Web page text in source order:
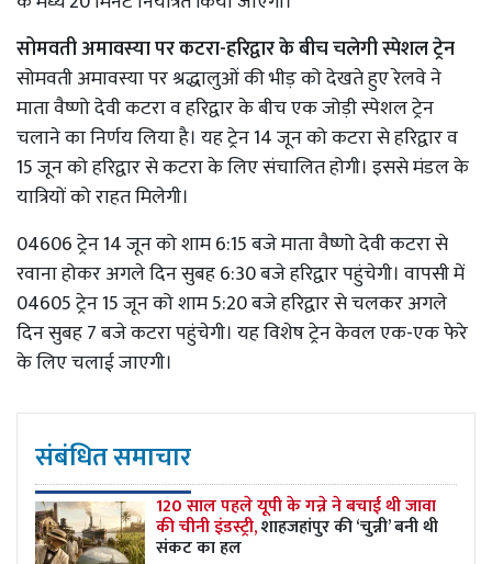
सोमवती अमावस्या पर कटरा-हरिद्वार के बीच चलेगी स्पेशल ट्रेन
सोमवती अमावस्या पर श्रद्धालुओं की भीड़ को देखते हुए रेलवे ने
माता वैष्णो देवी कटरा व हरिद्वार के बीच एक जोड़ी स्पेशल ट्रेन
चलाने का निर्णय लिया है। यह ट्रेन 14 जून को कटरा से हरिद्वार व
15 जून को हरिद्वार से कटरा के लिए संचालित होगी। इससे मंडल के
यात्रियों को राहत मिलेगी।
04606 ट्रेन 14 जून को शाम 6:15 बजे माता वैष्णो देवी कटरा से
रवाना होकर अगले दिन सुबह 6:30 बजे हरिद्वार पहुंचेगी। वापसी में
04605 ट्रेन 15 जून को शाम 5:20 बजे हरिद्वार से चलकर अगले
दिन सुबह 7 बजे कटरा पहुंचेगी। यह विशेष ट्रेन केवल एक-एक फेरे
के लिए चलाई जाएगी।
संबंधित समाचार
120 साल पहले यूपी के गन्ने ने बचाई थी जावा
की चीनी इंडस्ट्री,शाहजहांपुर की ‘चुन्नी’ बनी थी
संकट का हल